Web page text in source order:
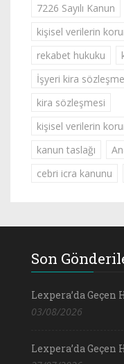
7226 Sayılı Kanun
kişisel verilerin
rekabet hukuku
İşyeri kira
kira sözleşmesi
kişisel verilerin
kanun taslağı
cebri icra kanunu
Son
Lexpera’da Geçen
03/08/2026
Lexpera’da Geçen